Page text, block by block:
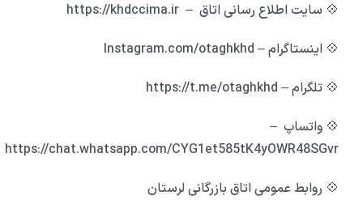
💠 سایت اطلاع رسانی اتاق – https://khdccima.ir
💠 اینستاگرام – Instagram.com/otaghkhd
💠 تلگرام – https://t.me/otaghkhd
💠 واتساپ –
https://chat.whatsapp.com/CYG1et585tK4yOWR48SGvr
💠 روابط عمومی اتاق بازرگانی لرستان